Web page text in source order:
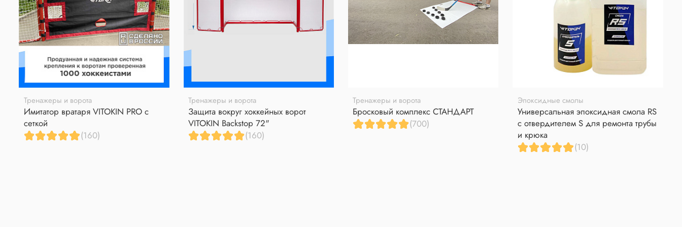
Тренажеры и ворота
Имитатор вратаря VITOKIN PRO с
сеткой
(160)
Тренажеры и ворота
Защита вокруг хоккейных ворот
VITOKIN Backstop 72"
(160)
Тренажеры и ворота
Бросковый комплекс СТАНДАРТ
(700)
Эпоксидные смолы
Универсальная эпоксидная смола RS
с отвердителем S для ремонта трубы
и крюка
(10)